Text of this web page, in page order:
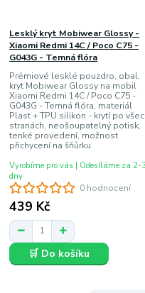
0 hodnocení
Lesklý kryt Mobiwear Glossy -
Xiaomi Redmi 14C / Poco C75 -
G043G - Temná flóra
Prémiové lesklé pouzdro, obal,
kryt Mobiwear Glossy na mobil
Xiaomi Redmi 14C / Poco C75 -
G043G - Temná flóra, materiál
Plast + TPU silikon - krytí po
stranách, neošoupatelný potisk,
tenké provedení, možnost
přichycení na šňůrku
439 Kč
Vyrobíme pro vás | Odesíláme za 2-3
dny
🛒 Do košíku